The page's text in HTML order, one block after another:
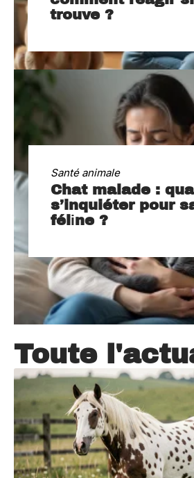
trouve ?
Santé animale
Chat malade :
s’inquiéter pour
félіne ?
Toute